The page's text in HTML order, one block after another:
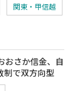
関東・甲信越
さか信金、自
制で双方向型